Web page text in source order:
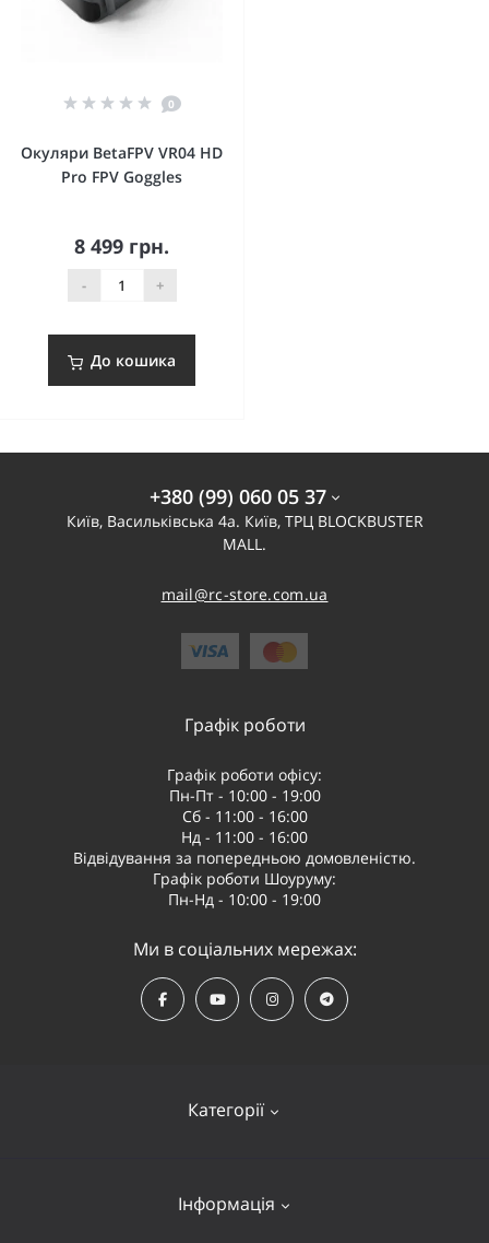
0
Окуляри BetaFPV VR04 HD
Pro FPV Goggles
8 499 грн.
- +
До кошика
+380 (99) 060 05 37
Київ, Васильківська 4а. Київ, ТРЦ BLOCKBUSTER
MALL.
mail@rc-store.com.ua
Категорії
Квадрокоптери
Інформація
Графік роботи
Графік роботи офісу:
Пн-Пт - 10:00 - 19:00
Сб - 11:00 - 16:00
Нд - 11:00 - 16:00
Відвідування за попередньою домовленістю.
Графік роботи Шоуруму:
Пн-Нд - 10:00 - 19:00
Ми в соціальних мережах: